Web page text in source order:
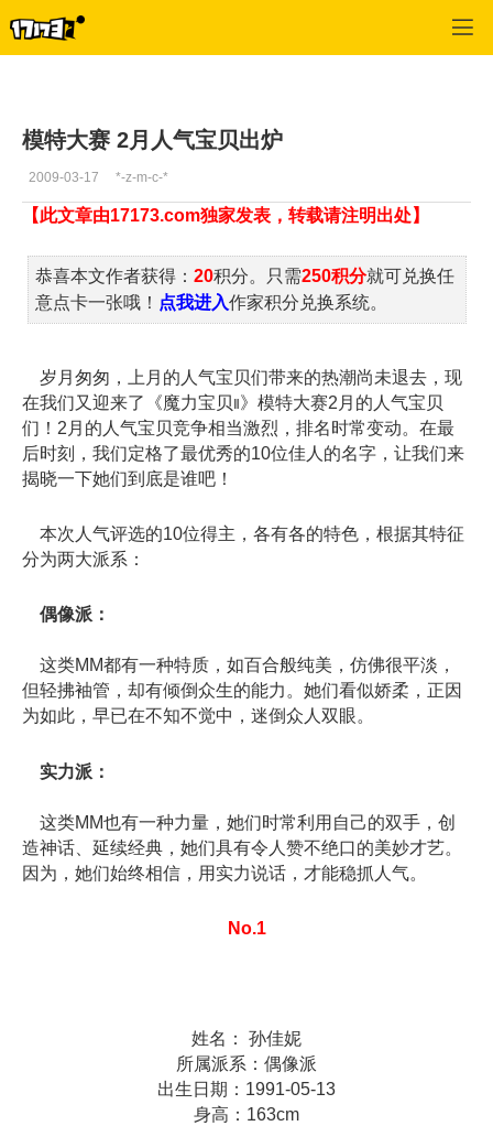
模特大赛 2月人气宝贝出炉
2009-03-17 *-z-m-c-*
【此文章由17173.com独家发表，转载请注明出处】
恭喜本文作者获得： 20积分。只需250积分就可兑换任
意点卡一张哦！ 点我进入作家积分兑换系统。
岁月匆匆，上月的人气宝贝们带来的热潮尚未退去，现
在我们又迎来了《魔力宝贝 》模特大赛2月的人气宝贝
们！2月的人气宝贝竞争相当激烈，排名时常变动。在最
后时刻，我们定格了最优秀的10位佳人的名字，让我们来
揭晓一下她们到底是谁吧！
本次人气评选的10位得主，各有各的特色，根据其特征
分为两大派系：
偶像派：
这类MM都有一种特质，如百合般纯美，仿佛很平淡，
但轻拂袖管，却有倾倒众生的能力。她们看似娇柔，正因
为如此，早已在不知不觉中，迷倒众人双眼。
实力派：
这类MM也有一种力量，她们时常利用自己的双手，创
造神话、延续经典，她们具有令人赞不绝口的美妙才艺。
因为，她们始终相信，用实力说话，才能稳抓人气。
No.1
姓名： 孙佳妮
所属派系：偶像派
出生日期：1991-05-13
身高：163cm